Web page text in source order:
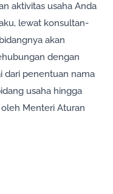
aktivitas usaha Anda
lewat konsultan-
akan
dengan
dari penentuan nama
usaha hingga
Menteri Aturan